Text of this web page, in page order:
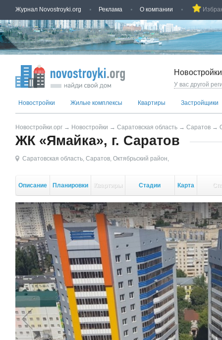
Журнал Novostroyki.org Реклама О компании
У вас другой
Новостройки Жилые комплексы Квартиры Застройщики
Новостройки.орг → Новостройки → Саратовская область → Саратов →
ЖК «Ямайка», г. Саратов
Саратовская область, Саратов, Октябрьский район,
Описание Планировки Квартиры Стадии
стройки
Карта